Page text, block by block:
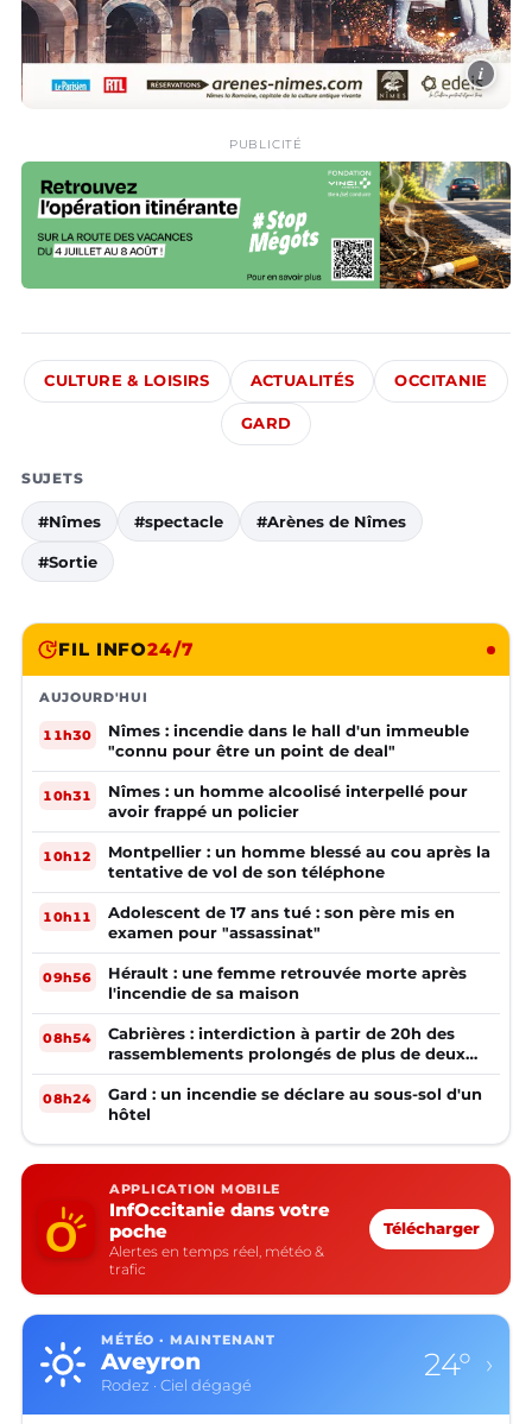
i
PUBLICITÉ
CULTURE & LOISIRS ACTUALITÉS OCCITANIE
GARD
SUJETS
#Nîmes #spectacle #Arènes de Nîmes
#Sortie
FIL INFO24/7
AUJOURD'HUI
11h30
Nîmes : incendie dans le hall d'un immeuble
"connu pour être un point de deal"
10h31
Nîmes : un homme alcoolisé interpellé pour
avoir frappé un policier
10h12
Montpellier : un homme blessé au cou après la
tentative de vol de son téléphone
10h11
Adolescent de 17 ans tué : son père mis en
examen pour "assassinat"
09h56
Hérault : une femme retrouvée morte après
l'incendie de sa maison
08h54
Cabrières : interdiction à partir de 20h des
rassemblements prolongés de plus de deux
mineurs non accompagnés d'un adulte
08h24
Gard : un incendie se déclare au sous-sol d'un
hôtel
APPLICATION MOBILE
InfOccitanie dans votre
poche
Alertes en temps réel, météo &
trafic
Télécharger
MÉTÉO · MAINTENANT
Aveyron
Rodez · Ciel dégagé
24° ›